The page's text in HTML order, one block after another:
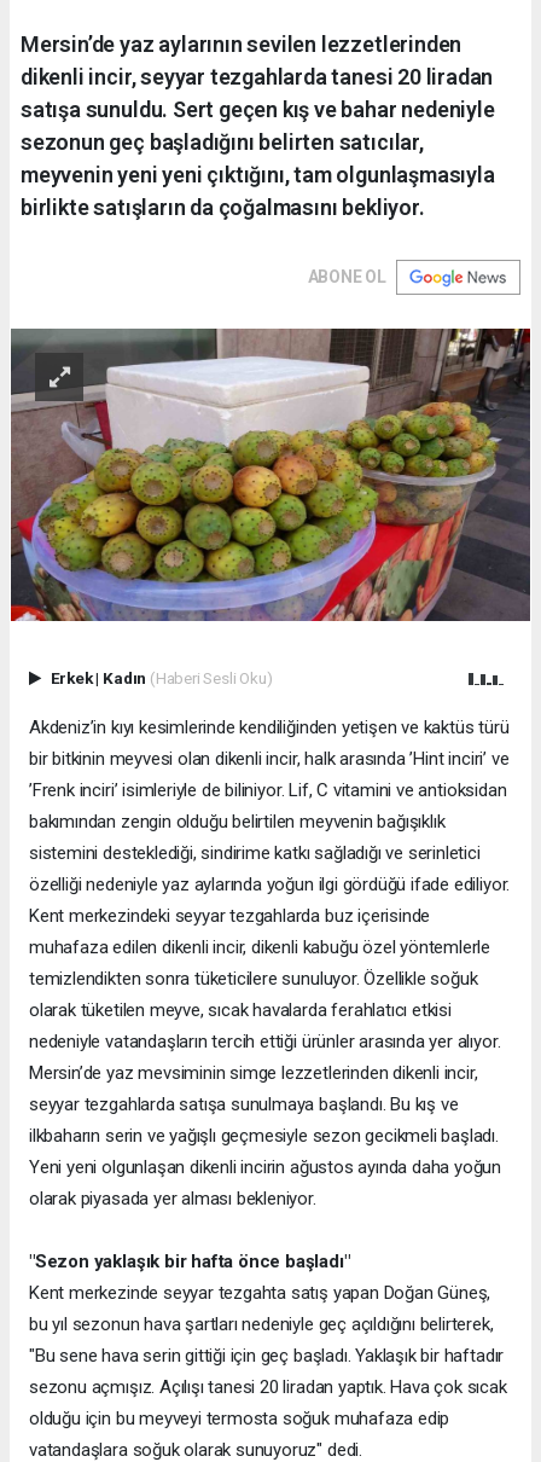
Mersin’de yaz aylarının sevilen lezzetlerinden
dikenli incir, seyyar tezgahlarda tanesi 20 liradan
satışa sunuldu. Sert geçen kış ve bahar nedeniyle
sezonun geç başladığını belirten satıcılar,
meyvenin yeni yeni çıktığını, tam olgunlaşmasıyla
birlikte satışların da çoğalmasını bekliyor.
ABONE OL
Erkek| Kadın (Haberi Sesli Oku)
Akdeniz’in kıyı kesimlerinde kendiliğinden yetişen ve kaktüs türü
bir bitkinin meyvesi olan dikenli incir, halk arasında ’Hint inciri’ ve
’Frenk inciri’ isimleriyle de biliniyor. Lif, C vitamini ve antioksidan
bakımından zengin olduğu belirtilen meyvenin bağışıklık
sistemini desteklediği, sindirime katkı sağladığı ve serinletici
özelliği nedeniyle yaz aylarında yoğun ilgi gördüğü ifade ediliyor.
Kent merkezindeki seyyar tezgahlarda buz içerisinde
muhafaza edilen dikenli incir, dikenli kabuğu özel yöntemlerle
temizlendikten sonra tüketicilere sunuluyor. Özellikle soğuk
olarak tüketilen meyve, sıcak havalarda ferahlatıcı etkisi
nedeniyle vatandaşların tercih ettiği ürünler arasında yer alıyor.
Mersin’de yaz mevsiminin simge lezzetlerinden dikenli incir,
seyyar tezgahlarda satışa sunulmaya başlandı. Bu kış ve
ilkbaharın serin ve yağışlı geçmesiyle sezon gecikmeli başladı.
Yeni yeni olgunlaşan dikenli incirin ağustos ayında daha yoğun
olarak piyasada yer alması bekleniyor.
"Sezon yaklaşık bir hafta önce başladı"
Kent merkezinde seyyar tezgahta satış yapan Doğan Güneş,
bu yıl sezonun hava şartları nedeniyle geç açıldığını belirterek,
"Bu sene hava serin gittiği için geç başladı. Yaklaşık bir haftadır
sezonu açmışız. Açılışı tanesi 20 liradan yaptık. Hava çok sıcak
olduğu için bu meyveyi termosta soğuk muhafaza edip
vatandaşlara soğuk olarak sunuyoruz" dedi.